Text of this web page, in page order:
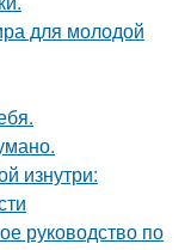
для молодой
изнутри:
руководство по